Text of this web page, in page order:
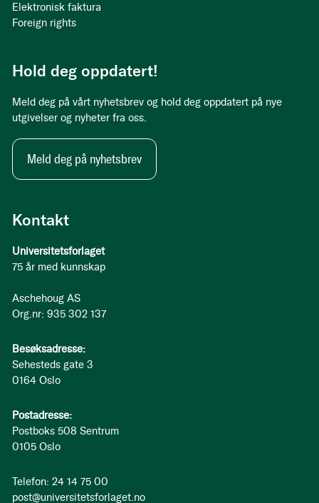
Kontakt
Universitetsforlaget
75 år med kunnskap
Aschehoug AS
Org.nr: 935 302 137
Besøksadresse:
Sehesteds gate 3
0164 Oslo
Postadresse:
Postboks 508 Sentrum
0105 Oslo
Telefon: 24 14 75 00
post@universitetsforlaget.no
Elektronisk faktura
Foreign rights
Hold deg oppdatert!
Meld deg på vårt nyhetsbrev og hold deg oppdatert på nye
utgivelser og nyheter fra oss.
Meld deg på nyhetsbrev